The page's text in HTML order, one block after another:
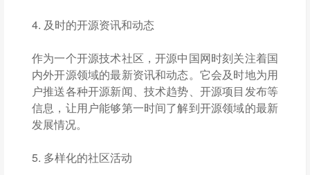
4. 及时的开源资讯和动态
作为一个开源技术社区，开源中国网时刻关注着国
内外开源领域的最新资讯和动态。它会及时地为用
户推送各种开源新闻、技术趋势、开源项目发布等
信息，让用户能够第一时间了解到开源领域的最新
发展情况。
5. 多样化的社区活动